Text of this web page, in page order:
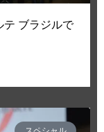
ブラジルで